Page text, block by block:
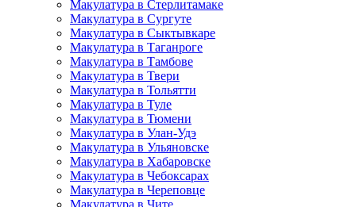
Макулатура в Стерлитамаке
Макулатура в Сургуте
Макулатура в Сыктывкаре
Макулатура в Таганроге
Макулатура в Тамбове
Макулатура в Твери
Макулатура в Тольятти
Макулатура в Туле
Макулатура в Тюмени
Макулатура в Улан-Удэ
Макулатура в Ульяновске
Макулатура в Хабаровске
Макулатура в Чебоксарах
Макулатура в Череповце
Макулатура в Чите